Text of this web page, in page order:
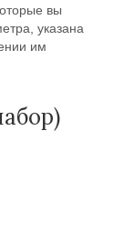
вы
указана
им